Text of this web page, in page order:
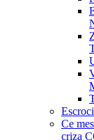
Ce
criza